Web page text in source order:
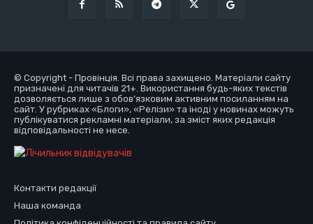
© Copyright - Провінція. Всі права захищено. Матеріали сайту
призначені для читачів 21+. Використання будь-яких текстів
дозволяється лише з обов’язковим активним посиланням на
сайт. У рубриках «Блоги», «Релізи» та іноді у новинах можуть
публікуватися рекламні матеріали, за зміст яких редакція
відповідальності не несе.
Контакти редакції
Наша команда